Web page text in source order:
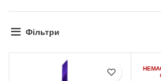
Фільтри